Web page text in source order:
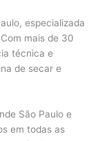
especializada
mais de 30
técnica e
de secar e
São Paulo e
em todas as